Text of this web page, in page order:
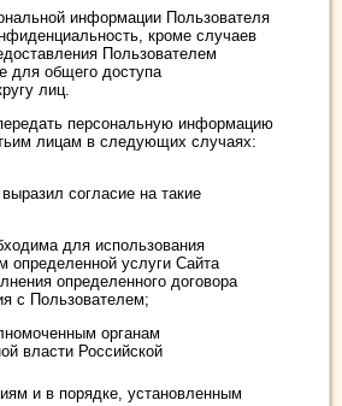
информации Пользователя
кроме случаев
Пользователем
для общего доступа
лиц.
персональную информацию
лицам в следующих случаях:
согласие на такие
для использования
определенной услуги Сайта
определенного договора
с Пользователем;
органам
власти Российской
и в порядке, установленным